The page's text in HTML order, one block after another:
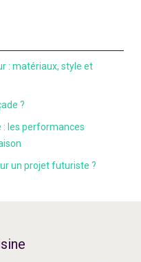
: matériaux, style et
?
: les performances
un projet futuriste ?